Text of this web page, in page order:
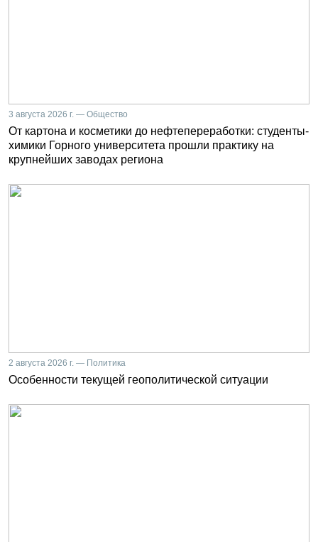
3 августа 2026 г. — Общество
От картона и косметики до нефтепереработки: студенты-
химики Горного университета прошли практику на
крупнейших заводах региона
2 августа 2026 г. — Политика
Особенности текущей геополитической ситуации